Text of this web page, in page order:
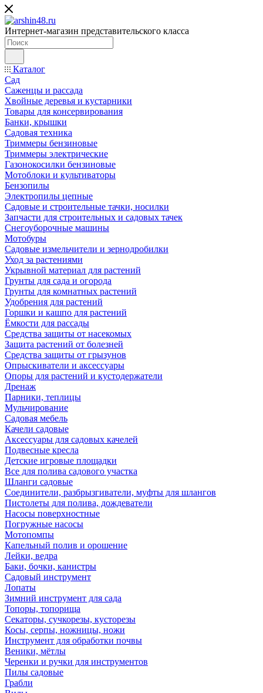
Интернет-магазин представительского класса
Каталог
Сад
Саженцы и рассада
Хвойные деревья и кустарники
Товары для консервирования
Банки, крышки
Садовая техника
Триммеры бензиновые
Триммеры электрические
Газонокосилки бензиновые
Мотоблоки и культиваторы
Бензопилы
Электропилы цепные
Садовые и строительные тачки, носилки
Запчасти для строительных и садовых тачек
Снегоуборочные машины
Мотобуры
Садовые измельчители и зернодробилки
Уход за растениями
Укрывной материал для растений
Грунты для сада и огорода
Грунты для комнатных растений
Удобрения для растений
Горшки и кашпо для растений
Ёмкости для рассады
Средства защиты от насекомых
Защита растений от болезней
Средства защиты от грызунов
Опрыскиватели и аксессуары
Опоры для растений и кустодержатели
Дренаж
Парники, теплицы
Мульчирование
Садовая мебель
Качели садовые
Аксессуары для садовых качелей
Подвесные кресла
Детские игровые площадки
Все для полива садового участка
Шланги садовые
Соединители, разбрызгиватели, муфты для шлангов
Пистолеты для полива, дождеватели
Насосы поверхностные
Погружные насосы
Мотопомпы
Капельный полив и орошение
Лейки, ведра
Баки, бочки, канистры
Садовый инструмент
Лопаты
Зимний инструмент для сада
Топоры, топорища
Секаторы, сучкорезы, кусторезы
Косы, серпы, ножницы, ножи
Инструмент для обработки почвы
Веники, мётлы
Черенки и ручки для инструментов
Пилы садовые
Грабли